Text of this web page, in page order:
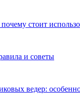
стоит
и советы
ведер: